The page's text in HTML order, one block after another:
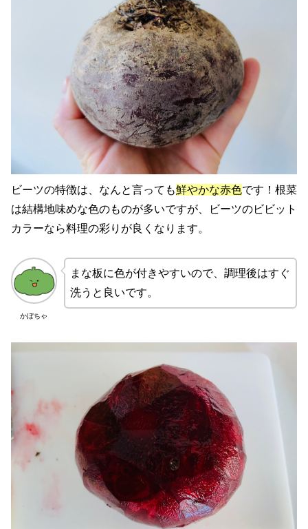
ビーツの特徴は、なんと言っても鮮やかな赤色です！根菜
は結構地味めな色のものが多いですが、ビーツのビビット
カラーなら料理の彩りが良くなります。
かぼちゃ
まな板に色が付きやすいので、調理後はすぐ
洗うと良いです。